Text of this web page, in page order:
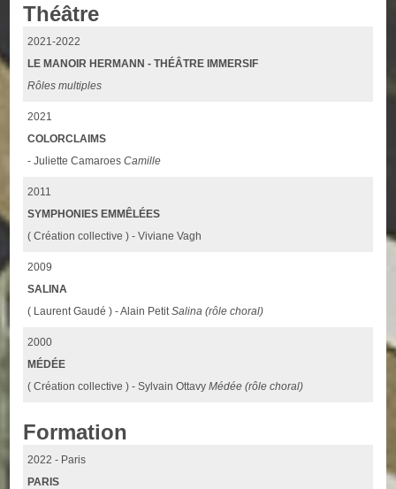
Théâtre
2021-2022
LE MANOIR HERMANN - THÉÂTRE IMMERSIF
Rôles multiples
2021
COLORCLAIMS
- Juliette CamaroesCamille
2011
SYMPHONIES EMMÊLÉES
( Création collective ) - Viviane Vagh
2009
SALINA
( Laurent Gaudé ) - Alain PetitSalina (rôle choral)
2000
MÉDÉE
( Création collective ) - Sylvain OttavyMédée (rôle choral)
Formation
2022 - Paris
PARIS